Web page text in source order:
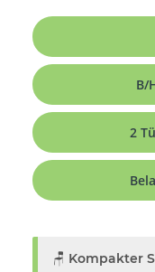
B/
2
🪑 Kompakter